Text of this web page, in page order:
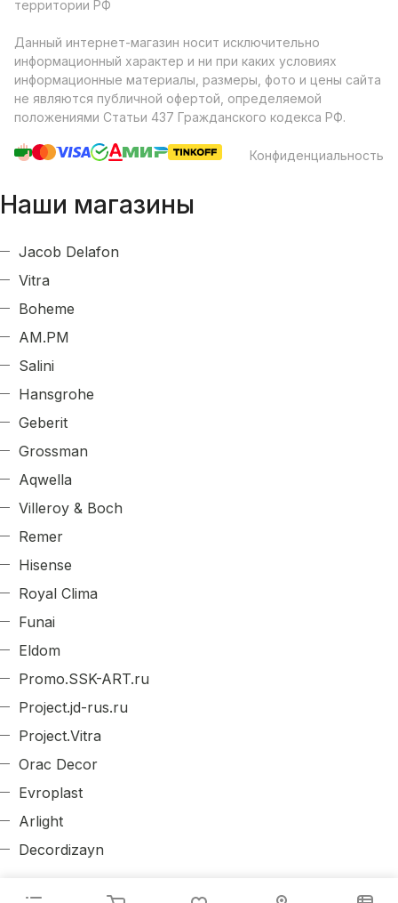
территории РФ
Данный интернет-магазин носит исключительно
информационный характер и ни при каких условиях
информационные материалы, размеры, фото и цены сайта
не являются публичной офертой, определяемой
положениями Статьи 437 Гражданского кодекса РФ.
Конфиденциальность
Наши магазины
Jacob Delafon
Vitra
Boheme
AM.PM
Salini
Hansgrohe
Geberit
Grossman
Aqwella
Villeroy & Boch
Remer
Hisense
Royal Clima
Funai
Eldom
Promo.SSK-ART.ru
Project.jd-rus.ru
Project.Vitra
Orac Decor
Evroplast
Arlight
Decordizayn